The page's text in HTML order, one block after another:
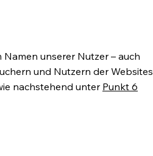
unserer Nutzer – auch
und Nutzern der Websites
nachstehend unter Punkt 6